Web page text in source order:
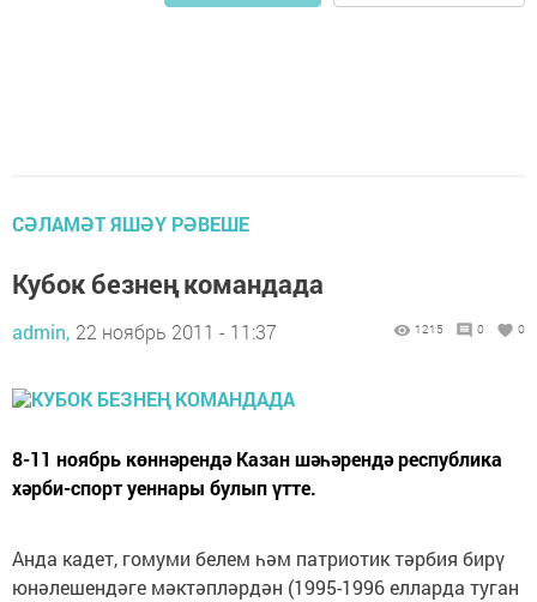
СӘЛАМӘТ ЯШӘҮ РӘВЕШЕ
Кубок безнең командада
admin, 22 ноябрь 2011 - 11:37 1215 0 0
8-11 ноябрь көннәрендә Казан шәһәрендә республика
хәрби-спорт уеннары булып үтте.
Анда кадет, гомуми белем һәм патриотик тәрбия бирү
юнәлешендәге мәктәпләрдән (1995-1996 елларда туган